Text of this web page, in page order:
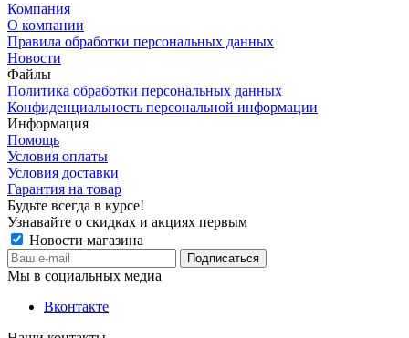
Компания
О компании
Правила обработки персональных данных
Новости
Файлы
Политика обработки персональных данных
Конфиденциальность персональной информации
Информация
Помощь
Условия оплаты
Условия доставки
Гарантия на товар
Будьте всегда в курсе!
Узнавайте о скидках и акциях первым
Новости магазина
Мы в социальных медиа
Вконтакте